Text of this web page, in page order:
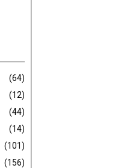
(64)
(12)
(44)
(14)
(101)
(156)